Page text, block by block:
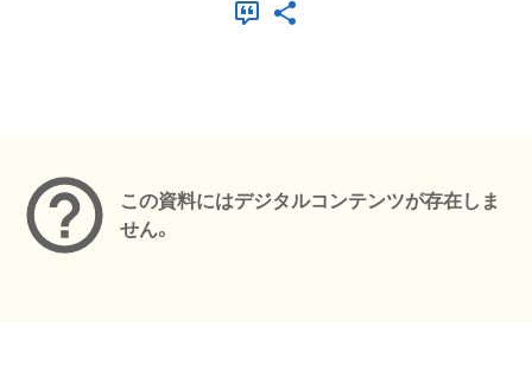
この資料にはデジタルコンテンツが存在しま
せん。